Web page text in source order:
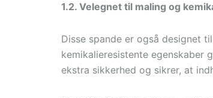
1.2. Velegnet til maling og
Disse spande er også designet
kemikalieresistente egenskaber
ekstra sikkerhed og sikrer, at